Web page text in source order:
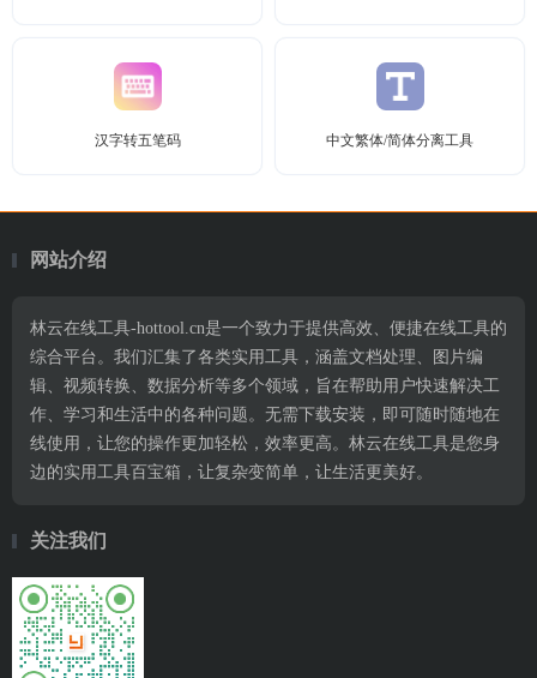
汉字转五笔码 中文繁体/简体分离工具
网站介绍
林云在线工具-hottool.cn是一个致力于提供高效、便捷在线工具的
综合平台。我们汇集了各类实用工具，涵盖文档处理、图片编
辑、视频转换、数据分析等多个领域，旨在帮助用户快速解决工
作、学习和生活中的各种问题。无需下载安装，即可随时随地在
线使用，让您的操作更加轻松，效率更高。林云在线工具是您身
边的实用工具百宝箱，让复杂变简单，让生活更美好。
关注我们